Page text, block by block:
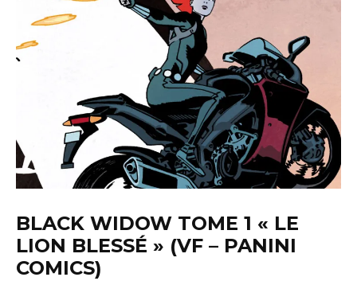
BLACK WIDOW TOME 1 « LE
LION BLESSÉ » (VF – PANINI
COMICS)